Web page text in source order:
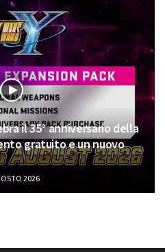
il 35° anniversario della
gratuito e un nuovo
2026